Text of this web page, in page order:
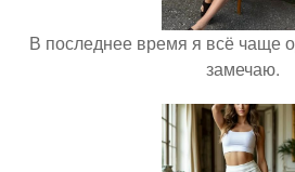
В последнее время я всё чаще
замечаю.